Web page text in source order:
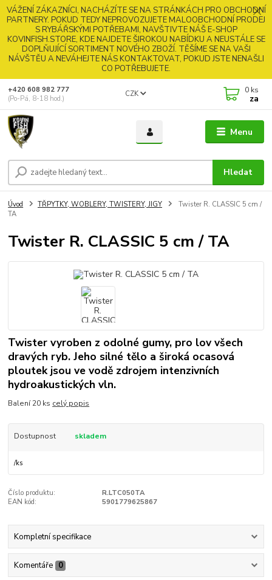
VÁŽENÍ ZÁKAZNÍCI, NACHÁZÍTE SE NA STRÁNKÁCH PRO OBCHODNÍ
PARTNERY. POKUD TEDY NEPROVOZUJETE MALOOBCHODNÍ PRODEJ
S RYBÁŘSKÝMI POTŘEBAMI, NAVŠTIVTE NÁŠ E-SHOP
KOVINFISH.STORE, KDE NAJDETE ŠIROKOU NABÍDKU A NEUSTÁLE SE
DOPLŇUJÍCÍ SORTIMENT NOVÉHO ZBOŽÍ. TĚŠÍME SE NA VAŠI
NÁVŠTĚU A NEVÁHEJTE NÁS KONTAKTOVAT, POKUD JSTE NENAŠLI
CO POTŘEBUJETE.
Menu
CZK
Hledat
+420 608 982 777
(Po-Pá, 8-18 hod.)
0 ks
za
Úvod TŘPYTKY, WOBLERY, TWISTERY, JIGY
Twister R. CLASSIC 5 cm /
TA
Twister R. CLASSIC 5 cm / TA
Twister vyroben z odolné gumy, pro lov všech
dravých ryb. Jeho silné tělo a široká ocasová
ploutek jsou ve vodě zdrojem intenzivních
hydroakustických vln.
Balení 20 ks celý popis
Dostupnost skladem
/ks
Číslo produktu:
R.LTC050TA
EAN kód:
5901779625867
Kompletní specifikace
Komentáře 0